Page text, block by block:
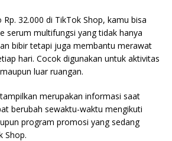
32.000 di TikTok Shop, kamu bisa
serum multifungsi yang tidak hanya
bibir tetapi juga membantu merawat
hari. Cocok digunakan untuk aktivitas
luar ruangan.
merupakan informasi saat
berubah sewaktu-waktu mengikuti
program promosi yang sedang
Shop.